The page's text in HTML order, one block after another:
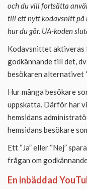
och du vill fortsätta
till ett nytt kodavsnitt på
hur du gör. UA-koden
Kodavsnittet
godkännande till det,
besökaren alternativet
Hur många besökare
uppskatta. Därför har
hemsidans
hemsidans besökare
Ett “Ja” eller “Nej”
frågan om
En inbäddad